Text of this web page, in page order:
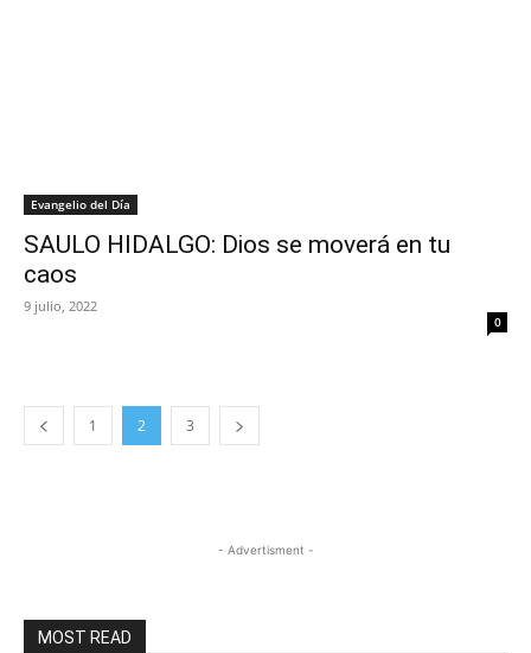
Evangelio del Día
SAULO HIDALGO: Dios se moverá en tu
caos
9 julio, 2022
0
1 2 3
- Advertisment -
MOST READ